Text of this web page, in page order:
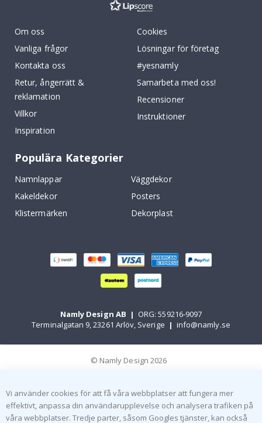
Om oss
Vanliga frågor
Kontakta oss
Retur, ångerrätt &
reklamation
Villkor
Inspiration
Cookies
Lösningar för företag
#yesnamly
Samarbeta med oss!
Recensioner
Instruktioner
Populära Kategorier
Namnlappar
Väggdekor
Kakeldekor
Posters
Klistermärken
Dekorplast
Namly Design AB | ORG: 559216-9097
Terminalgatan 9, 23261 Arlöv, Sverige | info@namly.se
© Namly Design 2026
Vi använder cookies för att få våra webbplatser att fungera mer
effektivt, anpassa din användarupplevelse och analysera trafiken på
våra webbplatser. Tredje parter, såsom Googles tjänster, kan också